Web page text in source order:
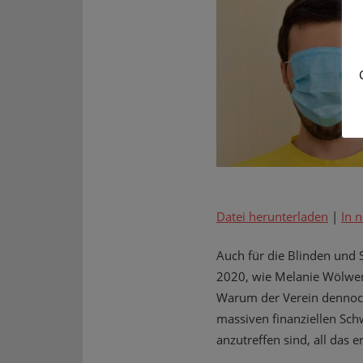
Datei herunterladen | In
Auch für die Blinden und
2020, wie Melanie
Warum der Verein
massiven finanziellen
anzutreffen sind, all das